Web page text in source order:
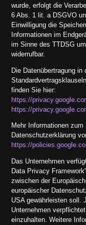
wurde, erfolgt die
6 Abs. 1 lit. a DSGVO
Einwilligung die
Informationen im
im Sinne des TTDSG
widerrufbar.
Die Datenübertragung in
finden Sie hier:
https://
https://
Mehr Informationen
Datenschutzerklärung
https://
Das Unternehmen
Data Privacy
zwischen der
europäischer
USA gewährleisten soll.
Unternehmen
einzuhalten. Weitere